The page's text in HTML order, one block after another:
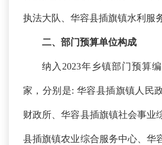
执法大队、华容县插旗镇水利服
二、 部门预算单位构成
纳入 2023年乡镇部门预算
家，分别是: 华容县插旗镇人民
财政所、华容县插旗镇社会事业
县插旗镇农业综合服务中心、华